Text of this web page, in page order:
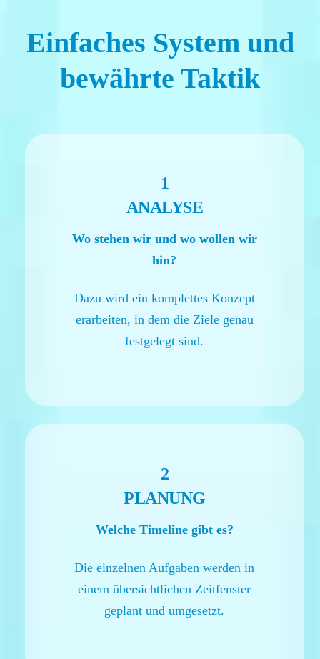
Einfaches System und
bewährte Taktik
1
ANALYSE
Wo stehen wir und wo wollen wir
hin?
Dazu wird ein komplettes Konzept
erarbeiten, in dem die Ziele genau
festgelegt sind.
2
PLANUNG
Welche Timeline gibt es?
Die einzelnen Aufgaben werden in
einem übersichtlichen Zeitfenster
geplant und umgesetzt.